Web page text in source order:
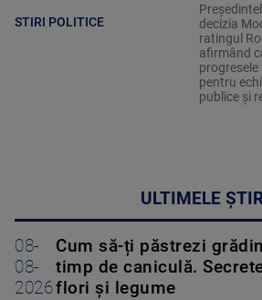
STIRI POLITICE
decizia
ratingul
afirmând
pentru
publice și
ULTIMELE
08-
08-
2026
Cum să-ți păstrezi
timp de caniculă.
flori și legume